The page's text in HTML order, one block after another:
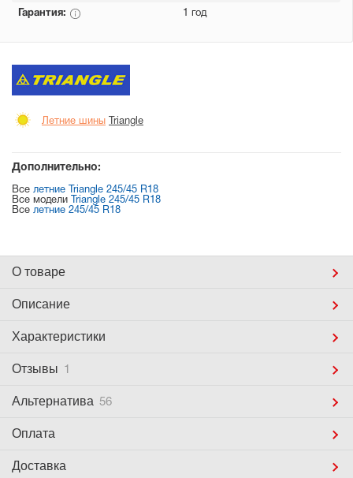
Гарантия: 1 год
Летние шины Triangle
Дополнительно:
Все летние Triangle 245/45 R18
Все модели
Triangle 245/45 R18
Все летние 245/45 R18
О товаре
Описание
Характеристики
Отзывы 1
Альтернатива 56
Оплата
Доставка